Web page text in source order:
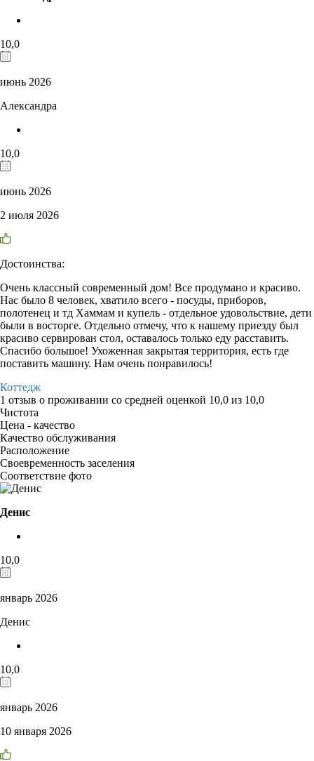
10,0
июнь 2026
Александра
10,0
июнь 2026
2 июля 2026
Достоинства:
Очень классный современный дом! Все продумано и красиво.
Нас было 8 человек, хватило всего - посуды, приборов,
полотенец и тд Хаммам и купель - отдельное удовольствие, дети
были в восторге. Отдельно отмечу, что к нашему приезду был
красиво сервирован стол, оставалось только еду расставить.
Спасибо большое! Ухоженная закрытая территория, есть где
поставить машину. Нам очень понравилось!
Коттедж
1 отзыв о проживании со средней оценкой 10,0 из 10,0
Чистота
Цена - качество
Качество обслуживания
Расположение
Своевременность заселения
Соответствие фото
Денис
10,0
январь 2026
Денис
10,0
январь 2026
10 января 2026